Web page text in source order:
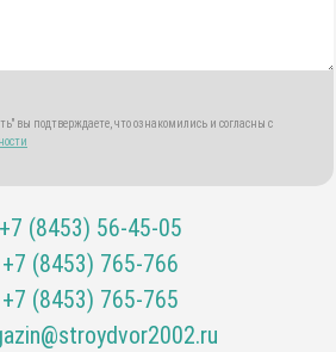
вы подтверждаете, что ознакомились и согласны с
+7 (8453) 56-45-05
+7 (8453) 765-766
+7 (8453) 765-765